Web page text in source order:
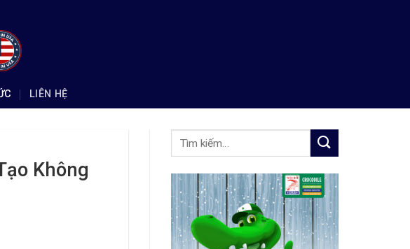
LIÊN HỆ
Không